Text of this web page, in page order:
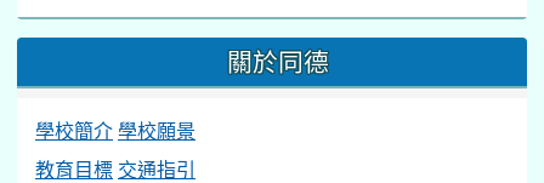
關於同德
學校簡介學校願景
教育目標 交通指引